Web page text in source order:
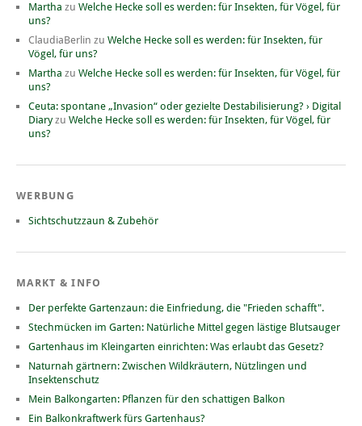
Martha zu Welche Hecke soll es werden: für Insekten, für Vögel, für
uns?
ClaudiaBerlin zu Welche Hecke soll es werden: für Insekten, für
Vögel, für uns?
Martha zu Welche Hecke soll es werden: für Insekten, für Vögel, für
uns?
Ceuta: spontane „Invasion“ oder gezielte Destabilisierung? › Digital
Diaryzu Welche Hecke soll es werden: für Insekten, für Vögel, für
uns?
WERBUNG
Sichtschutzzaun & Zubehör
MARKT & INFO
Der perfekte Gartenzaun: die Einfriedung, die "Frieden schafft".
Stechmücken im Garten: Natürliche Mittel gegen lästige Blutsauger
Gartenhaus im Kleingarten einrichten: Was erlaubt das Gesetz?
Naturnah gärtnern: Zwischen Wildkräutern, Nützlingen und
Insektenschutz
Mein Balkongarten: Pflanzen für den schattigen Balkon
Ein Balkonkraftwerk fürs Gartenhaus?